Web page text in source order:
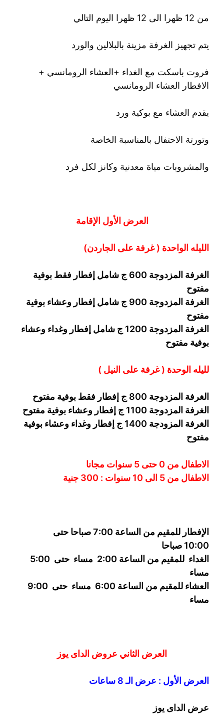
من 12 ظهرا الى 12 ظهرا اليوم التالي
يتم تجهيز الغرفة مزينة بالبلالين والورد
فروت باسكت مع الغداء +العشاء الرومانسي +
الافطار العشاء الرومانسي
يقدم العشاء مع بوكية ورد
وتورتة الاحتفال بالمناسبة الخاصة
والمشروبات مياة معدنية وكانز لكل فرد
العرض الأول الإقامة
الليله الواحدة ( غرفة على الجاردن)
الغرفة المزدوجة 6 00 ج شامل إفطار فقط بوفية
مفتوح
الغرفة المزدوجة 900 ج شامل إفطار وعشاء بوفية
مفتوح
الغرفة المزدوجة 1200 ج شامل إفطار وغداء وعشاء
بوفية مفتوح
لليله الوحدة (غرفة على النيل )
الغرفة المزدوجة 800
ج إفطار فقط بوفية مفتوح
الغرفة المزدوجة 1
100 ج إفطار وعشاء بوفية مفتوح
الغرفة المزودجة 1
4
00 ج إفطار وغداء وعشاء بوفية
مفتوح
الاطفال من 0 حتى 5 سنوات مجانا
الاطفال من 5 الى 10 سنوات : 300
جنية
الإفطار للمقيم من الساعة 7:00 صباحا حتى
10:00 صباحا
الغداء للمقيم من الساعة 2:00 مساء حتى
5:00
مساء
العشاء للمقيم من الساعة 6:00 مساء حتى 9:00
مساء
العرض الثاني عروض الداى يوز
العرض الأول : عرض الـ 8 ساعات
عرض الداى يوز